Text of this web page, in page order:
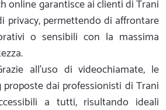
online garantisce ai clienti di Trani
privacy, permettendo di affrontare
o sensibili con la massima
all'uso di videochiamate, le
dai professionisti di Trani
a tutti, risultando ideali